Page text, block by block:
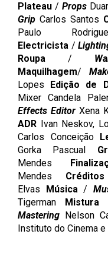
Plateau / Props
Grip Carlos Santos
Paulo
Electricista /
Roupa /
Maquilhagem/
Lopes
Edição de
Mixer Candela
Effects Editor Xena
ADR Ivan Neskov,
Carlos Conceição
Gorka Pascual
Mendes
Mendes Créditos
Elvas
Música/
Tigerman
Mistura
Mastering Nelson
Instituto do Cinema